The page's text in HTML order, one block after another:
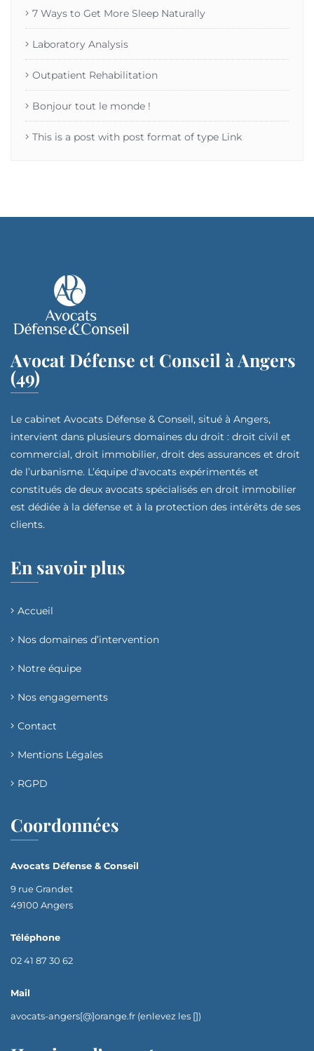
7 Ways to Get More Sleep Naturally
Laboratory Analysis
Outpatient Rehabilitation
Bonjour tout le monde !
This is a post with post format of type Link
Avocat Défense et Conseil à Angers
(49)
Le cabinet Avocats Défense & Conseil, situé à Angers,
intervient dans plusieurs domaines du droit : droit civil et
commercial, droit immobilier, droit des assurances et droit
de l’urbanisme. L’équipe d'avocats expérimentés et
constitués de deux avocats spécialisés en droit immobilier
est dédiée à la défense et à la protection des intérêts de ses
clients.
En savoir plus
Accueil
Nos domaines d’intervention​
Notre équipe
Nos engagements
Contact
Mentions Légales
RGPD
Coordonnées
Avocats Défense & Conseil
9 rue Grandet
49100 Angers
Téléphone
02 41 87 30 62
Mail
avocats-angers[@]orange.fr (enlevez les [])